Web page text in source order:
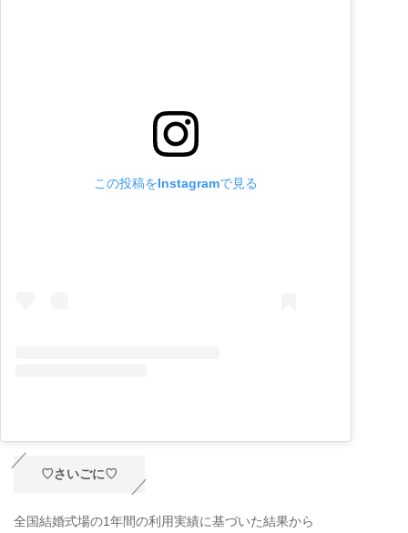
この投稿をInstagramで見る
♡さいごに♡
全国結婚式場の1年間の利用実績に基づいた結果から